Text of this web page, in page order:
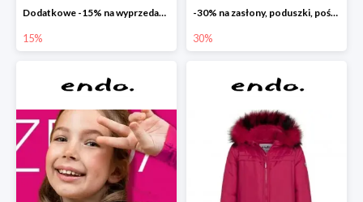
Dodatkowe -15% na wyprzedaż do -70%
15%
-30% na zasłony, poduszki, pościele dla dzieci
30%